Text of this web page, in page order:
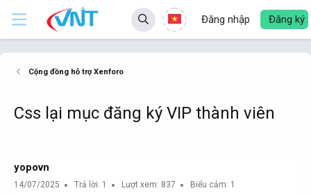
Đăng nhập Đăng ký
Cộng đồng hỗ trợ Xenforo
Css lại mục đăng ký VIP thành viên
yopovn
14/07/2025 Trả lời: 1 Lượt xem: 837 Biểu cảm: 1